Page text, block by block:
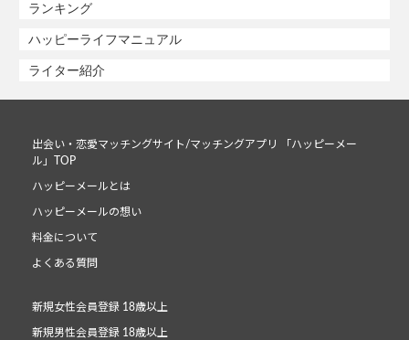
ランキング
ハッピーライフマニュアル
ライター紹介
出会い・恋愛マッチングサイト/マッチングアプリ 「ハッピーメー
ル」TOP
ハッピーメールとは
ハッピーメールの想い
料金について
よくある質問
新規女性会員登録 18歳以上
新規男性会員登録 18歳以上